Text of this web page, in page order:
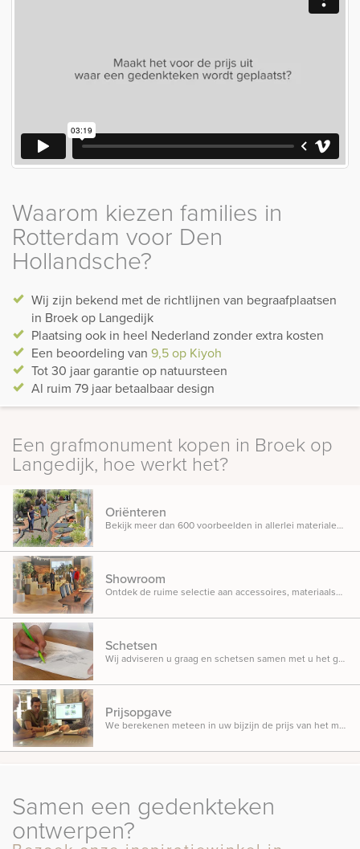
digitaal voorstel. Na goedkeuring onderhouden wij contact met
Waarom kiezen families in
Rotterdam voor Den
Hollandsche?
Wij zijn bekend met de richtlijnen van begraafplaatsen
in Broek op Langedijk
Plaatsing ook in heel Nederland zonder extra kosten
Een beoordeling van 9,5 op Kiyoh
Tot 30 jaar garantie op natuursteen
Al ruim 79 jaar betaalbaar design
Een grafmonument kopen in Broek op
Langedijk, hoe werkt het?
Oriënteren
Bekijk meer dan 600 voorbeelden in allerlei materialen, ontwerpen en designs opgesteld in onze inspiratietuin.
Showroom
Ontdek de ruime selectie aan accessoires, materiaalsoorten en beletteringsmogelijkheden.
Schetsen
Wij adviseren u graag en schetsen samen met u het gedenkteken dat u in gedachten heeft.
Prijsopgave
We berekenen meteen in uw bijzijn de prijs van het monument, zodat u weet waar u aan toe bent.
Samen een gedenkteken
ontwerpen?